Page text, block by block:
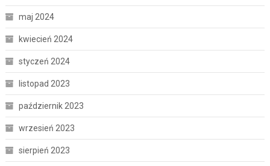
maj 2024
kwiecień 2024
styczeń 2024
listopad 2023
październik 2023
wrzesień 2023
sierpień 2023